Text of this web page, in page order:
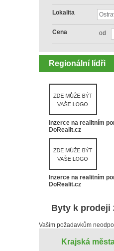
Lokalita
Cena od
Regionální lídři
Inzerce na realitním
DoRealit.cz
Inzerce na realitním
DoRealit.cz
Byty k prodeji
Vašim požadavkům
Krajská